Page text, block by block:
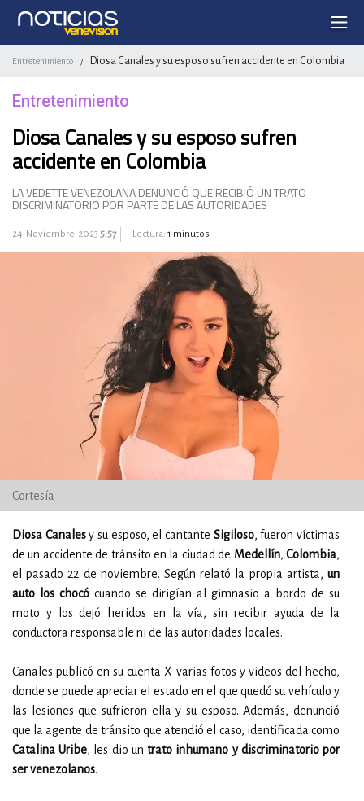
Entretenimiento / Diosa Canales y su esposo sufren accidente en Colombia
Entretenimiento
Diosa Canales y su esposo sufren
accidente en Colombia
LA VEDETTE VENEZOLANA DENUNCIÓ QUE RECIBIÓ UN TRATO
DISCRIMINATORIO POR PARTE DE LAS AUTORIDADES
24-Noviembre-2023 5:57 Lectura: 1 minutos
Cortesía
Diosa Canalesy su esposo, el cantante Sigiloso, fueron víctimas
de un accidente de tránsito en la ciudad de Medellín,Colombia,
el pasado 22 de noviembre. Según relató la propia artista, un
auto los chocó cuando se dirigían al gimnasio a bordo de su
moto y los dejó heridos en la vía, sin recibir ayuda de la
conductora responsable ni de las autoridades locales.
Canales publicó en su cuenta X varias fotos y videos del hecho,
donde se puede apreciar el estado en el que quedó su vehículo y
las lesiones que sufrieron ella y su esposo. Además, denunció
que la agente de tránsito que atendió el caso, identificada como
Catalina Uribe, les dio untrato inhumano y discriminatorio por
ser venezolanos.